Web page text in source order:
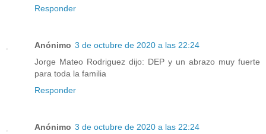
Responder
Anónimo 3 de octubre de 2020 a las 22:24
Jorge Mateo Rodriguez dijo: DEP y un abrazo muy fuerte
para toda la familia
Responder
Anónimo 3 de octubre de 2020 a las 22:24